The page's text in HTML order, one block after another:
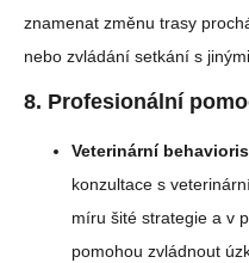
znamenat změnu trasy
nebo zvládání setkání s
8. Profesionální
Veterinární
konzultace s
míru šité strategie a v
pomohou zvládnout